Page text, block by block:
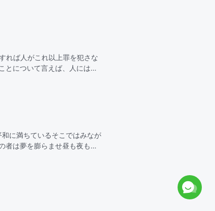
れば人がこれ以上罪を犯さな
とについて言えば、人にはそ
に満ちているそこではみなが
は夢を膨らませ昼も夜も切